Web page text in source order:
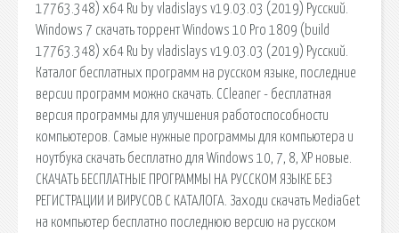
17763.348) x64 Ru by vladislays v19.03.03 (2019) Русский.
Windows 7 скачать торрент Windows 10 Pro 1809 (build
17763.348) x64 Ru by vladislays v19.03.03 (2019) Русский.
Каталог бесплатных программ на русском языке, последние
версии программ можно скачать. CCleaner - бесплатная
версия программы для улучшения работоспособности
компьютеров. Самые нужные программы для компьютера и
ноутбука скачать бесплатно для Windows 10, 7, 8, XP новые.
СКАЧАТЬ БЕСПЛАТНЫЕ ПРОГРАММЫ НА РУССКОМ ЯЗЫКЕ БЕЗ
РЕГИСТРАЦИИ И ВИРУСОВ С КАТАЛОГА. Заходи скачать MediaGet
на компьютер бесплатно последнюю версию на русском